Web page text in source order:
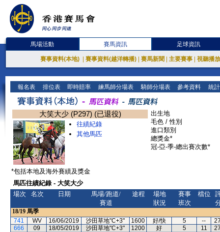
馬場活動 賽馬資訊 足球資訊
賽事資料(本地) 賽事資料(越洋轉播) 賽馬新聞 主要賽事 視聽播
報名表 排位表 即時賠率 練馬師分場表 騎師分場表 參考資料 統
大笑大少 (P297) (已退役)
往績紀錄
其他馬匹
出生地
毛色 / 性別
進口類別
總獎金*
冠-亞-季-總出賽次數*
*包括本地及海外賽績及獎金
馬匹往績紀錄 - 大笑大少
場次
名次 日期
馬場/跑道/
賽道
途程
場地
狀況
賽事
班次
檔位
18/19 馬季
741
WV 16/06/2019 沙田草地"C+3" 1600 好/快 5 --
666
09 18/05/2019 沙田草地"C+3" 1200 好 5 11